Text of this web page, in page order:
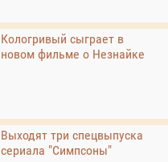
Кологривый сыграет в
новом фильме о Незнайке
Выходят три спецвыпуска
сериала "Симпсоны"